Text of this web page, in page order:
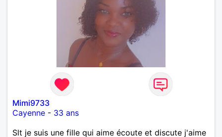
Mimi9733
Cayenne - 33 ans
Slt je suis une fille qui aime écoute et discute j'aime